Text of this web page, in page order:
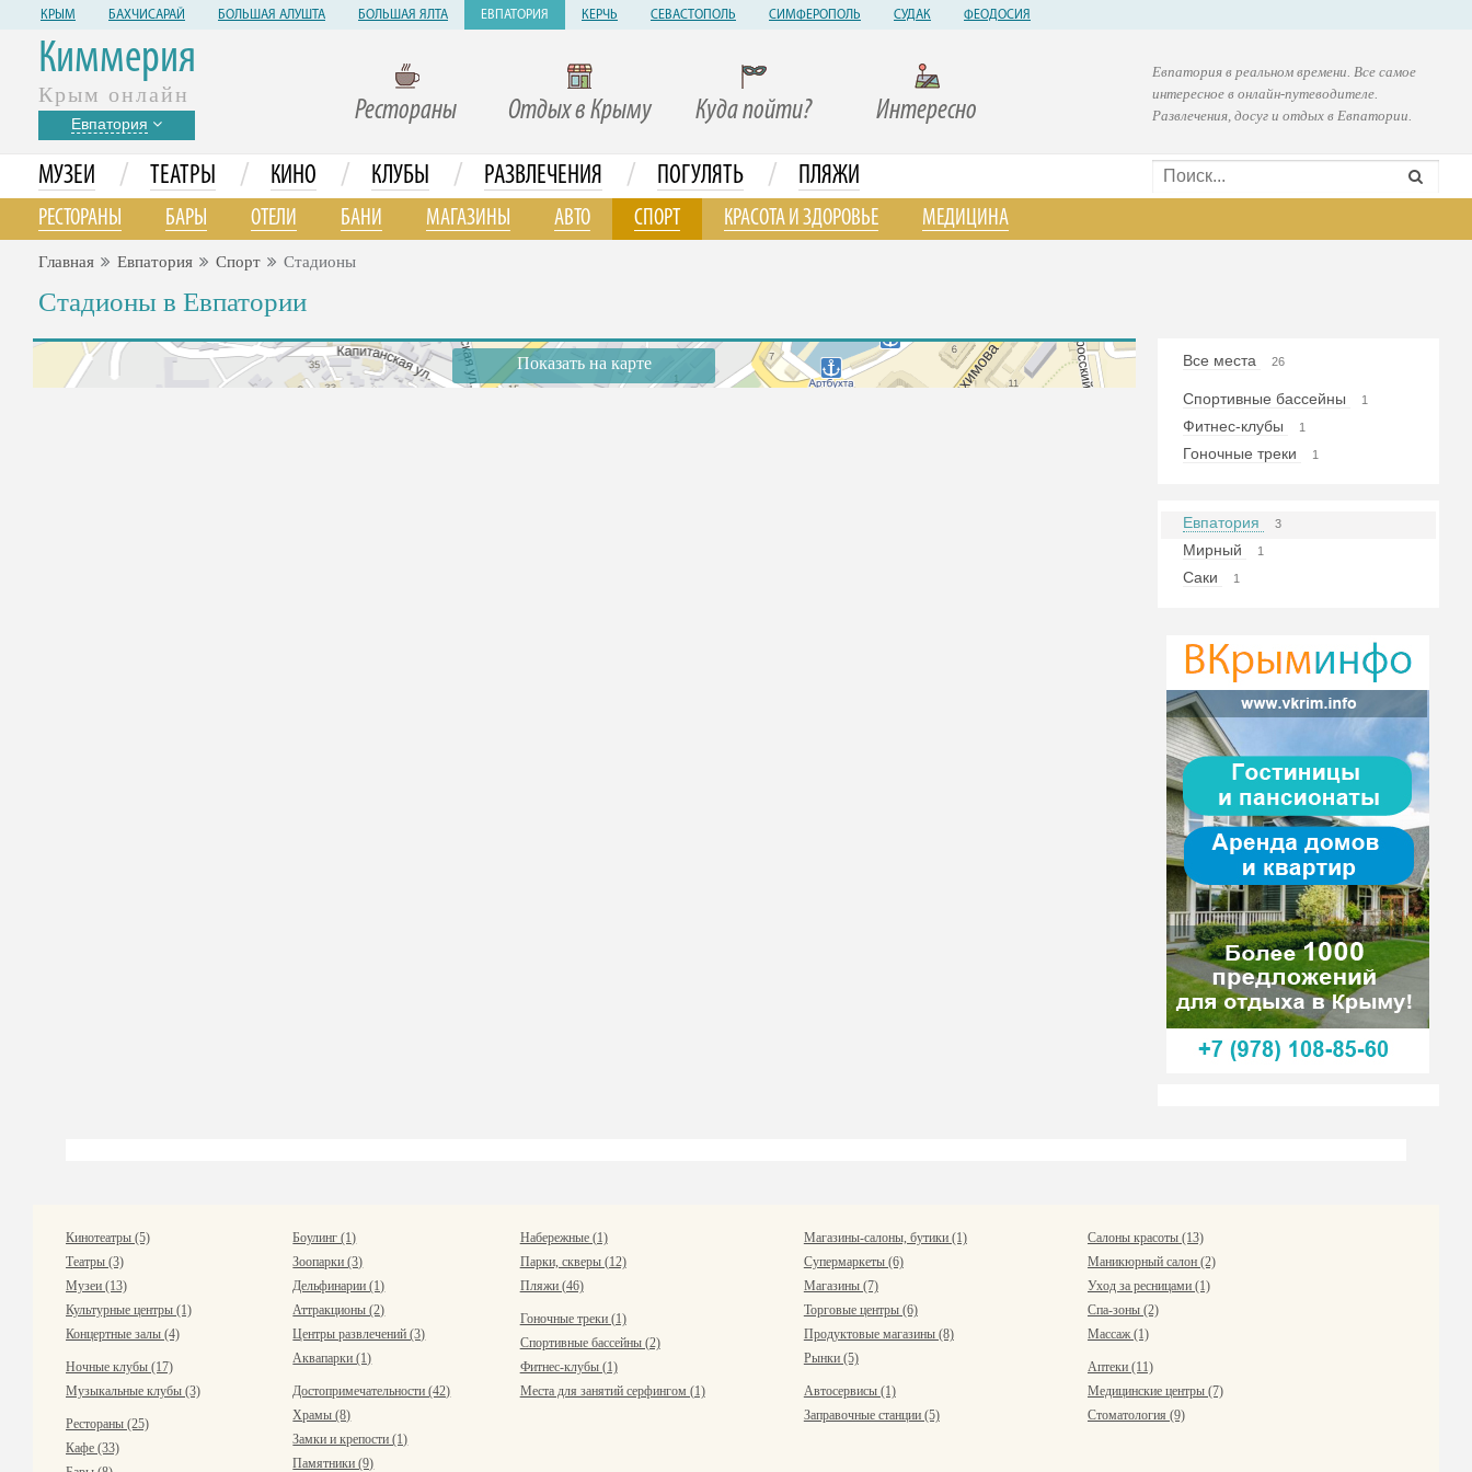
КРЫМ БАХЧИСАРАЙ БОЛЬШАЯ АЛУШТА БОЛЬШАЯ ЯЛТА ЕВПАТОРИЯ КЕРЧЬ СЕВАСТОПОЛЬ СИМФЕРОПОЛЬ СУДАК ФЕОДОСИЯ
Киммерия
Крым онлайн
Евпатория Рестораны Отдых в Крыму Куда пойти? Интересно
Евпатория в реальном времени. Все самое
интересное в онлайн-путеводителе.
Развлечения, досуг и отдых в Евпатории.
МУЗЕИ / ТЕАТРЫ / КИНО / КЛУБЫ / РАЗВЛЕЧЕНИЯ / ПОГУЛЯТЬ / ПЛЯЖИ
РЕСТОРАНЫ БАРЫ ОТЕЛИ БАНИ МАГАЗИНЫ АВТО СПОРТ КРАСОТА И ЗДОРОВЬЕ МЕДИЦИНА
Главная Евпатория Спорт Стадионы
Стадионы в Евпатории
Показать на карте Все места 26
Спортивные бассейны 1
Фитнес-клубы 1
Гоночные треки 1
Евпатория 3
Мирный 1
Саки 1
Кинотеатры (5)
Театры (3)
Музеи (13)
Культурные центры (1)
Концертные залы (4)
Ночные клубы (17)
Музыкальные клубы (3)
Рестораны (25)
Кафе (33)
Боулинг (1)
Зоопарки (3)
Дельфинарии (1)
Аттракционы (2)
Центры развлечений (3)
Аквапарки (1)
Достопримечательности (42)
Храмы (8)
Замки и крепости (1)
Памятники (9)
Набережные (1)
Парки, скверы (12)
Пляжи (46)
Гоночные треки (1)
Спортивные бассейны (2)
Фитнес-клубы (1)
Места для занятий серфингом (1)
Магазины-салоны, бутики (1)
Супермаркеты (6)
Магазины (7)
Торговые центры (6)
Продуктовые магазины (8)
Рынки (5)
Автосервисы (1)
Заправочные станции (5)
Салоны красоты (13)
Маникюрный салон (2)
Уход за ресницами (1)
Спа-зоны (2)
Массаж (1)
Аптеки (11)
Медицинские центры (7)
Стоматология (9)